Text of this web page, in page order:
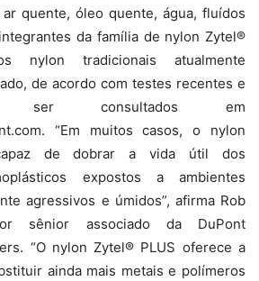
quente, óleo quente, água, fluídos
da família de nylon Zytel®
nylon tradicionais atualmente
de acordo com testes recentes e
ser consultados em
“Em muitos casos, o nylon
de dobrar a vida útil dos
expostos a ambientes
agressivos e úmidos”, afirma Rob
sênior associado da DuPont
“O nylon Zytel® PLUS oferece a
ainda mais metais e polímeros